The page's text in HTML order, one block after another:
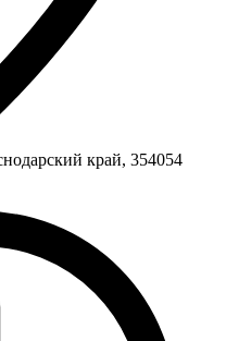
край, 354054